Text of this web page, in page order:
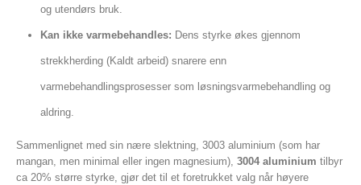
og utendørs bruk.
Kan ikke varmebehandles: Dens styrke økes gjennom
strekkherding (Kaldt arbeid) snarere enn
varmebehandlingsprosesser som løsningsvarmebehandling og
aldring.
Sammenlignet med sin nære slektning, 3003 aluminium (som har
mangan, men minimal eller ingen magnesium), 3004 aluminium tilbyr
ca 20% større styrke, gjør det til et foretrukket valg når høyere